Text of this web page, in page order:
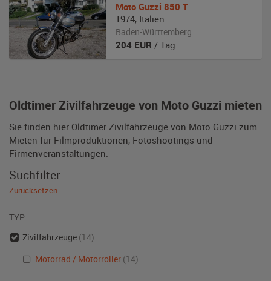
Oldtimer Zivilfahrzeuge von Moto Guzzi mieten
Sie finden hier Oldtimer Zivilfahrzeuge von Moto Guzzi zum
Mieten für Filmproduktionen, Fotoshootings und
Firmenveranstaltungen.
Moto Guzzi 850 T
1974, Italien
Baden-Württemberg
204 EUR / Tag
Suchfilter
Zurücksetzen
TYP
Zivilfahrzeuge (14)
Motorrad / Motorroller (14)